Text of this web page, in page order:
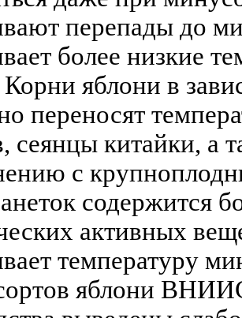
перепады до
более низкие
Корни яблони в
переносят
сеянцы китайки, а
с
содержится
активных
температуру
яблони